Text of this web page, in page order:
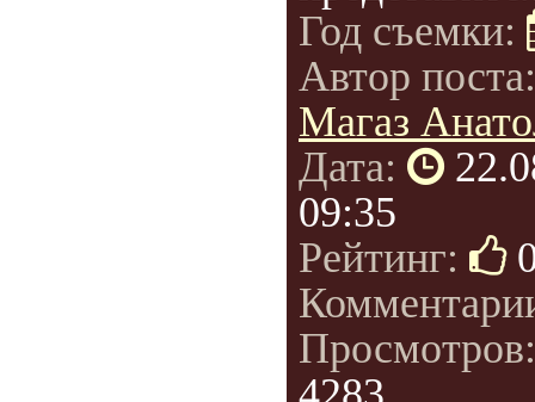
Год съемки:
Автор
Магаз
Дата:
09:35
Рейтинг: